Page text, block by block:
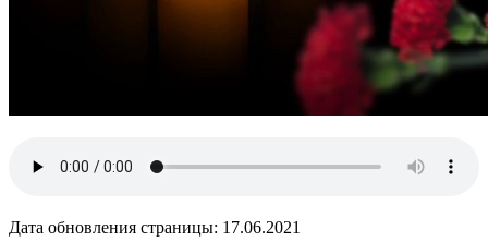
Дата обновления страницы: 17.06.2021